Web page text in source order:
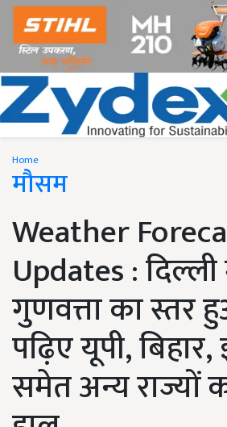
Home
मौसम
Weather
Updates :
गुणवत्ता का स्तर
पढ़िए यूपी,
समेत अन्य राज्यों